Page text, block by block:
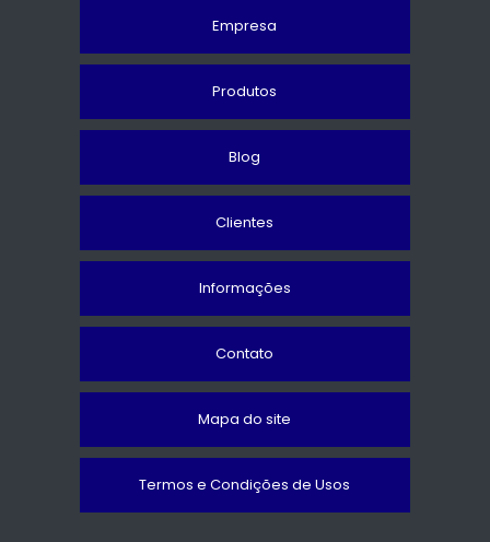
Empresa
Produtos
Blog
Clientes
Informações
Contato
Mapa do site
Termos e Condições de Usos